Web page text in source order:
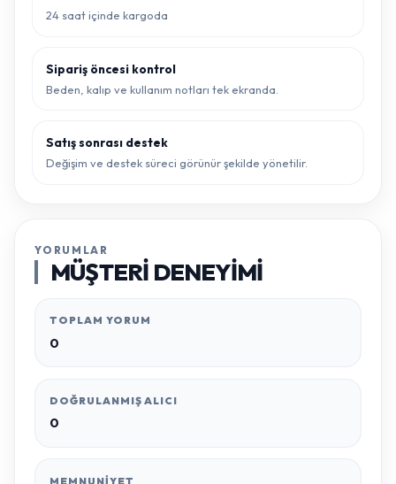
24 saat içinde kargoda
Sipariş öncesi kontrol
Beden, kalıp ve kullanım notları tek ekranda.
Satış sonrası destek
Değişim ve destek süreci görünür şekilde yönetilir.
YORUMLAR
MÜŞTERI DENEYIMI
TOPLAM YORUM
0
DOĞRULANMIŞ ALICI
0
MEMNUNIYET